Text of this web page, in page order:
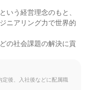
いう経営理念のもと、
ニアリング力で世界的
の社会課題の解決に貢
後、入社後などに配属職